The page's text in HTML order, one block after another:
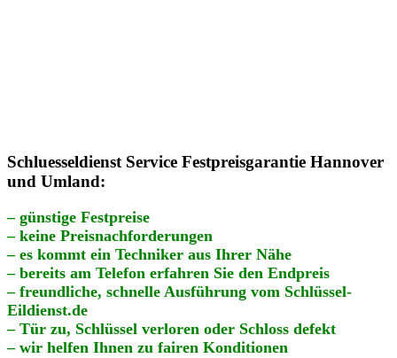
Schluesseldienst Service Festpreisgarantie Hannover
und Umland:
– günstige Festpreise
– keine Preisnachforderungen
– es kommt ein Techniker aus Ihrer Nähe
– bereits am Telefon erfahren Sie den Endpreis
– freundliche, schnelle Ausführung vom Schlüssel-
Eildienst.de
– Tür zu, Schlüssel verloren oder Schloss defekt
– wir helfen Ihnen zu fairen Konditionen